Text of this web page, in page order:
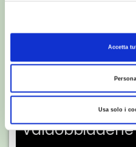
Accetta
Usa solo i
RICETTE
Gamberoni al
Superiore
Extra Dry
Valdobbiadene